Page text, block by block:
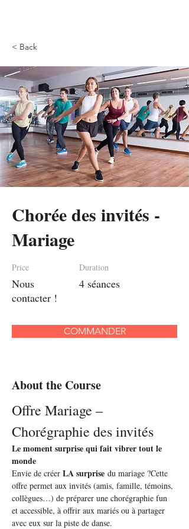
< Back
Chorée des invités -
Mariage
Price
Nous
contacter !
Duration
4 séances
COMMANDER
About the Course
Offre Mariage –
Chorégraphie des invités
Le moment surprise qui fait vibrer tout le
monde
Envie de créer LA surprise du mariage ?Cette
offre permet aux invités (amis, famille, témoins,
collègues…) de préparer une chorégraphie fun
et accessible, à offrir aux mariés ou à partager
avec eux sur la piste de danse.